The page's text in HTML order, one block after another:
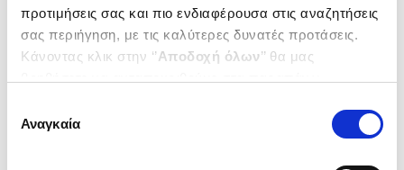
προτιμήσεις σας και πιο ενδιαφέρουσα στις αναζητήσεις
σας περιήγηση, με τις καλύτερες δυνατές προτάσεις.
Κάνοντας κλικ στην ‘’Αποδοχή όλων’’ θα μας
ενδιαφέρουν και να επιλέξετε από τα παρακάτω με την
΄΄και να ενημερωθείτε σχετικά με
συγκατάθεσης
Αναγκαία